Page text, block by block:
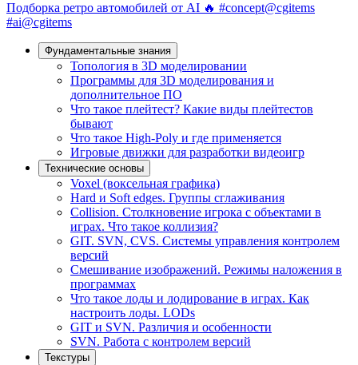
Подборка ретро автомобилей от AI 🔥 #concept@cgitems
#ai@cgitems
Фундамeнтальные знания
Топология в 3D моделировании
Программы для 3D моделирования и
дополнительное ПО
Что такое плейтест? Какие виды плейтестов
бывают
Что такое High-Poly и где применяется
Игровые движки для разработки видеоигр
Технические основы
Voxel (воксельная графика)
Hard и Soft edges. Группы сглаживания
Collision. Столкновение игрока с объектами в
играх. Что такое коллизия?
GIT. SVN, CVS. Системы управления контролем
версий
Смешивание изображений. Режимы наложения в
программах
Что такое лоды и лодирование в играх. Как
настроить лоды. LODs
GIT и SVN. Различия и особенности
SVN. Работа с контролем версий
Текстуры